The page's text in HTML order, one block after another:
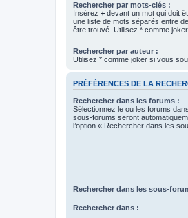
Rechercher par mots-clés :
Insérez + devant un mot qui doit
une liste de mots séparés entre
être trouvé. Utilisez * comme
Rechercher par auteur :
Utilisez * comme joker si vous
PRÉFÉRENCES DE LA
Rechercher dans les forums :
Sélectionnez le ou les forums
sous-forums seront
l’option « Rechercher dans les
Rechercher dans les sous-
Rechercher dans :